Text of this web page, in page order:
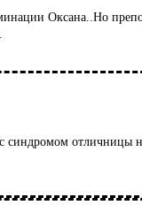
Оксана..Но
отличницы